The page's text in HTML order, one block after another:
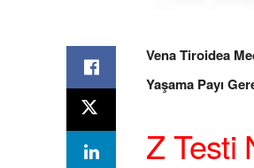
Vena Tiroidea
Yaşama Payı
Z Testi